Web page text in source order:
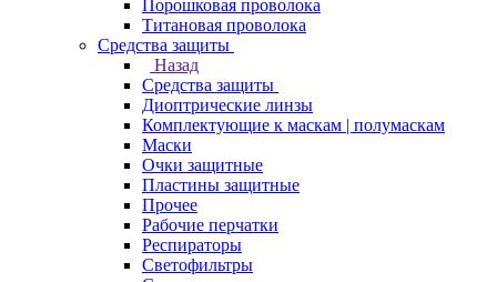
Порошковая проволока
Титановая проволока
Средства защиты
Назад
Средства защиты
Диоптрические линзы
Комплектующие к маскам | полумаскам
Маски
Очки защитные
Пластины защитные
Прочее
Рабочие перчатки
Респираторы
Светофильтры